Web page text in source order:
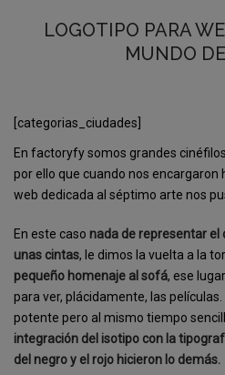
LOGOTIPO PARA
MUNDO
[categorias_ciudades]
En factoryfy somos grandes
por ello que cuando nos encargaron
web dedicada al séptimo arte nos
En este caso nada de representar el
unas cintas, le dimos la vuelta a la
pequeño homenaje al sofá, ese
para ver, plácidamente, las
potente pero al mismo tiempo
integración del isotipo con la
del negro y el rojo hicieron lo demás.